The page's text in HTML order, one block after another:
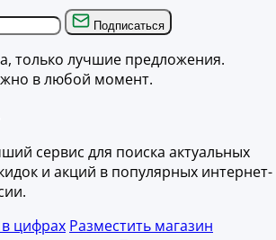
Подписаться
только лучшие предложения.
в любой момент.
сервис для поиска актуальных
и акций в популярных интернет-
цифрах Разместить магазин